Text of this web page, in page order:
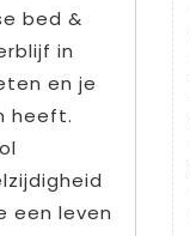
bed &
in
en je
heeft.
een leven